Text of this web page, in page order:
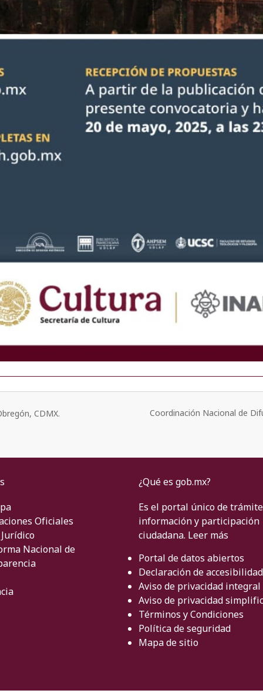
CDMX. Coordinación Nacional de
Oficiales
Nacional de
¿Qué es gob.mx?
Es el portal único de
información y participación
ciudadana. Leer más
Portal de datos abiertos
Declaración de accesibilidad
Aviso de privacidad integral
Aviso de privacidad
Términos y Condiciones
Política de seguridad
Mapa de sitio